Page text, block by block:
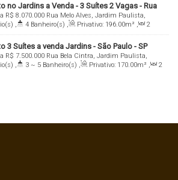
no Jardins a Venda - 3 Suítes 2 Vagas - Rua
R$ 8.070.000 Rua Melo Alves, Jardim Paulista,
São Paulo, São Paulo, Brasil
, 4 Banheiro(s) , Privativo: 196.00m² ,
2
, Total: 196.00m² , 2 Vaga(s) ,
Útil:
3 Suítes a venda Jardins - São Paulo - SP
R$ 7.500.000 Rua Bela Cintra, Jardim Paulista,
São Paulo, São Paulo , Brasil
, 3 ~ 5 Banheiro(s) , Privativo: 170.00m² ,
2